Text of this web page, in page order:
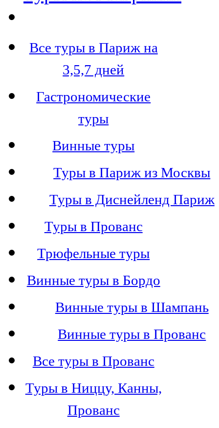
Все туры в Париж на
3,5,7 дней
Гастрономические
туры
Винные туры
Туры в Париж из Москвы
Туры в Диснейленд Париж
Туры в Прованс
Трюфельные туры
Винные туры в Бордо
Винные туры в Шампань
Винные туры в Прованс
Все туры в Прованс
Туры в Ниццу, Канны,
Прованс